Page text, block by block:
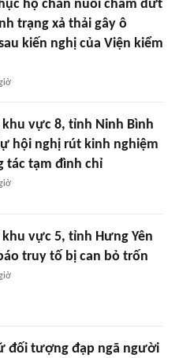
hộ chăn nuôi chấm dứt
trạng xả thải gây ô
kiến nghị của Viện kiểm
khu vực 8, tỉnh Ninh Bình
hội nghị rút kinh nghiệm
tác tạm đình chỉ
khu vực 5, tỉnh Hưng Yên
truy tố bị can bỏ trốn
đối tượng đạp ngã người